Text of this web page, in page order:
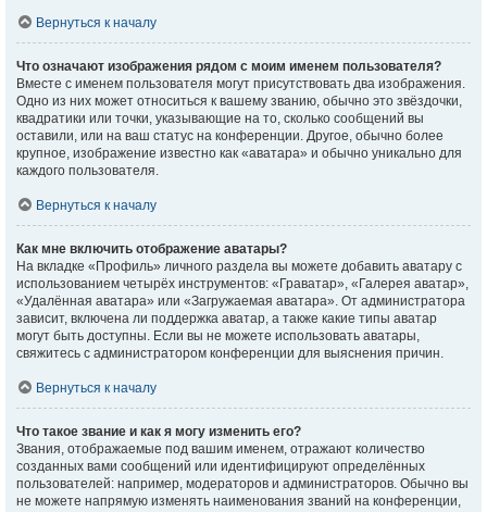
Вернуться к началу
Что означают изображения рядом с моим именем пользователя?
Вместе с именем пользователя могут присутствовать два изображения.
Одно из них может относиться к вашему званию, обычно это звёздочки,
квадратики или точки, указывающие на то, сколько сообщений вы
оставили, или на ваш статус на конференции. Другое, обычно более
крупное, изображение известно как «аватара» и обычно уникально для
каждого пользователя.
Вернуться к началу
Как мне включить отображение аватары?
На вкладке «Профиль» личного раздела вы можете добавить аватару с
использованием четырёх инструментов: «Граватар», «Галерея аватар»,
«Удалённая аватара» или «Загружаемая аватара». От администратора
зависит, включена ли поддержка аватар, а также какие типы аватар
могут быть доступны. Если вы не можете использовать аватары,
свяжитесь с администратором конференции для выяснения причин.
Вернуться к началу
Что такое звание и как я могу изменить его?
Звания, отображаемые под вашим именем, отражают количество
созданных вами сообщений или идентифицируют определённых
пользователей: например, модераторов и администраторов. Обычно вы
не можете напрямую изменять наименования званий на конференции,